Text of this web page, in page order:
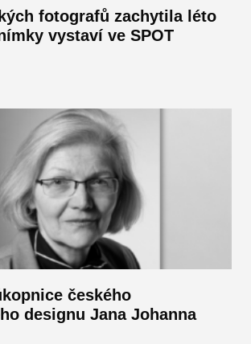
fotografů zachytila léto
vystaví ve SPOT
českého
designu Jana Johanna